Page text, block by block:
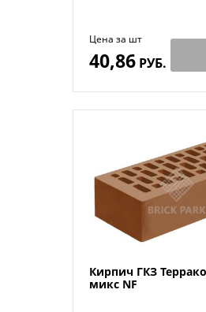
Цена за шт
40,86РУБ.
Кирпич ГКЗ
микс NF